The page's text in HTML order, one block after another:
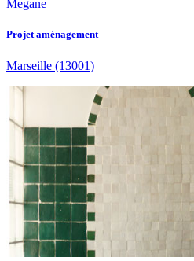
Megane
Projet aménagement
Marseille (13001)